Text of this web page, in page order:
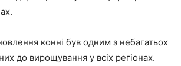
конні був одним з небагатьох
до вирощування у всіх регіонах.